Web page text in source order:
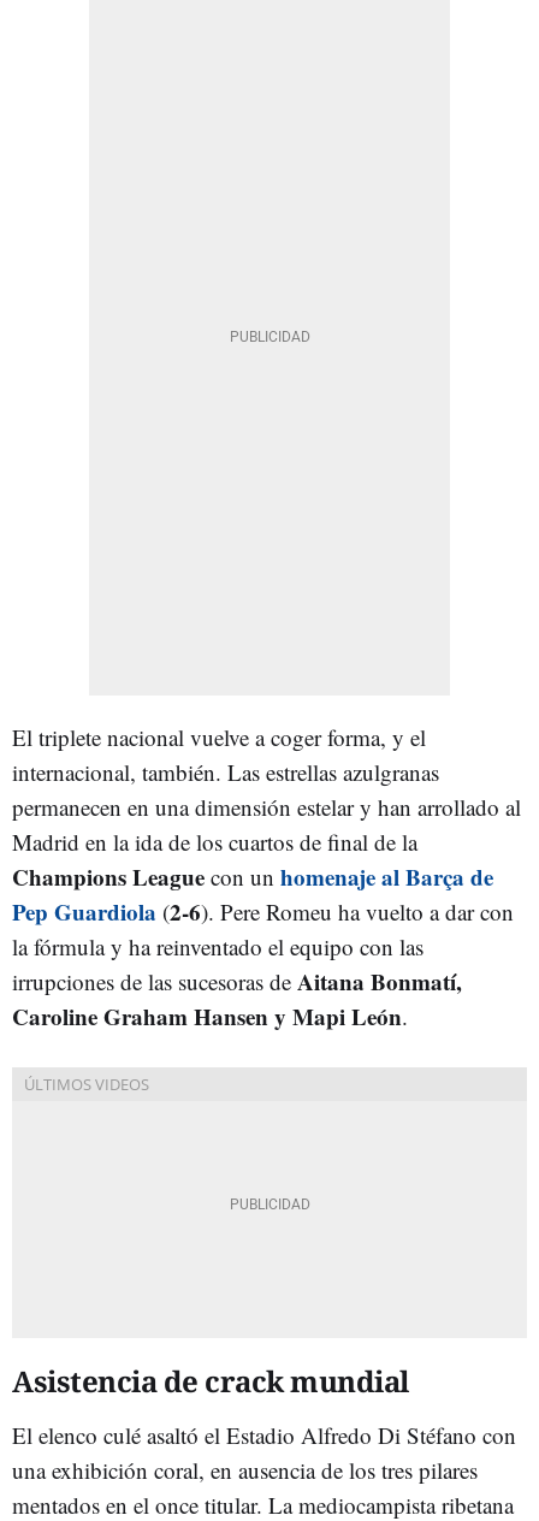
El triplete nacional vuelve a coger forma, y el
internacional, también. Las estrellas azulgranas
permanecen en una dimensión estelar y han arrollado al
Madrid en la ida de los cuartos de final de la
Champions League con un homenaje al Barça de
Pep Guardiola (2-6). Pere Romeu ha vuelto a dar con
la fórmula y ha reinventado el equipo con las
irrupciones de las sucesoras de Aitana Bonmatí,
Caroline Graham Hansen y Mapi León.
Asistencia de crack mundial
El elenco culé asaltó el Estadio Alfredo Di Stéfano con
una exhibición coral, en ausencia de los tres pilares
mentados en el once titular. La mediocampista ribetana